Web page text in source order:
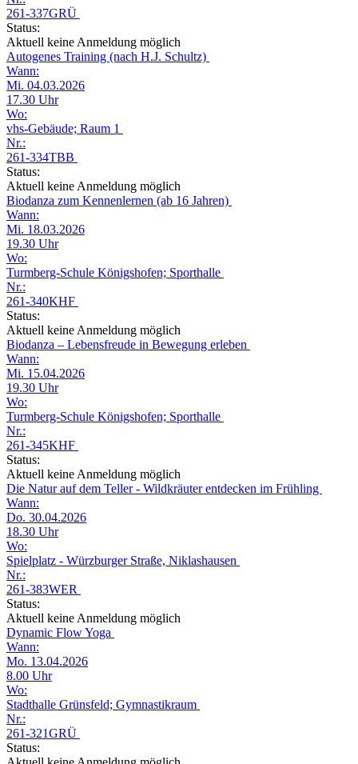
261-337GRÜ
Status:
Aktuell keine Anmeldung möglich
Autogenes Training (nach H.J. Schultz)
Wann:
Mi. 04.03.2026
17.30 Uhr
Wo:
vhs-Gebäude; Raum 1
Nr.:
261-334TBB
Status:
Aktuell keine Anmeldung möglich
Biodanza zum Kennenlernen (ab 16 Jahren)
Wann:
Mi. 18.03.2026
19.30 Uhr
Wo:
Turmberg-Schule Königshofen; Sporthalle
Nr.:
261-340KHF
Status:
Aktuell keine Anmeldung möglich
Biodanza – Lebensfreude in Bewegung erleben
Wann:
Mi. 15.04.2026
19.30 Uhr
Wo:
Turmberg-Schule Königshofen; Sporthalle
Nr.:
261-345KHF
Status:
Aktuell keine Anmeldung möglich
Die Natur auf dem Teller - Wildkräuter entdecken im Frühling
Wann:
Do. 30.04.2026
18.30 Uhr
Wo:
Spielplatz - Würzburger Straße, Niklashausen
Nr.:
261-383WER
Status:
Aktuell keine Anmeldung möglich
Dynamic Flow Yoga
Wann:
Mo. 13.04.2026
8.00 Uhr
Wo:
Stadthalle Grünsfeld; Gymnastikraum
Nr.:
261-321GRÜ
Status: